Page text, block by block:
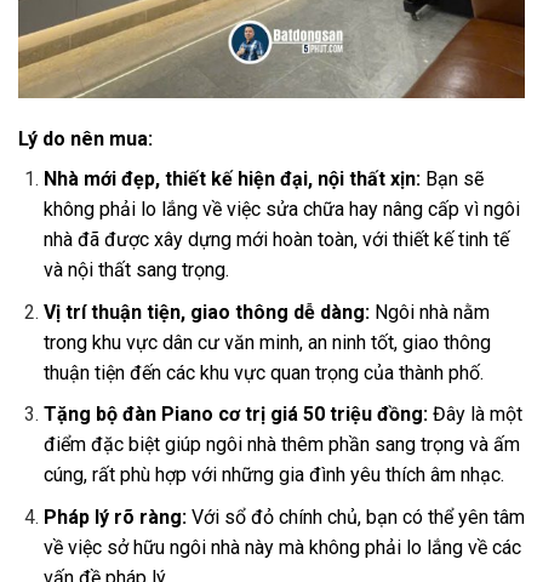
Lý do nên mua:
Nhà mới đẹp, thiết kế hiện đại, nội thất xịn:Bạn sẽ
không phải lo lắng về việc sửa chữa hay nâng cấp vì ngôi
nhà đã được xây dựng mới hoàn toàn, với thiết kế tinh tế
và nội thất sang trọng.
Vị trí thuận tiện, giao thông dễ dàng:Ngôi nhà nằm
trong khu vực dân cư văn minh, an ninh tốt, giao thông
thuận tiện đến các khu vực quan trọng của thành phố.
Tặng bộ đàn Piano cơ trị giá 50 triệu đồng:Đây là một
điểm đặc biệt giúp ngôi nhà thêm phần sang trọng và ấm
cúng, rất phù hợp với những gia đình yêu thích âm nhạc.
Pháp lý rõ ràng:Với sổ đỏ chính chủ, bạn có thể yên tâm
về việc sở hữu ngôi nhà này mà không phải lo lắng về các